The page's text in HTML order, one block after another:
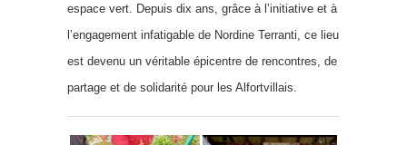
espace vert. Depuis dix ans, grâce à l’initiative et à
l’engagement infatigable de Nordine Terranti, ce lieu
est devenu un véritable épicentre de rencontres, de
partage et de solidarité pour les Alfortvillais.